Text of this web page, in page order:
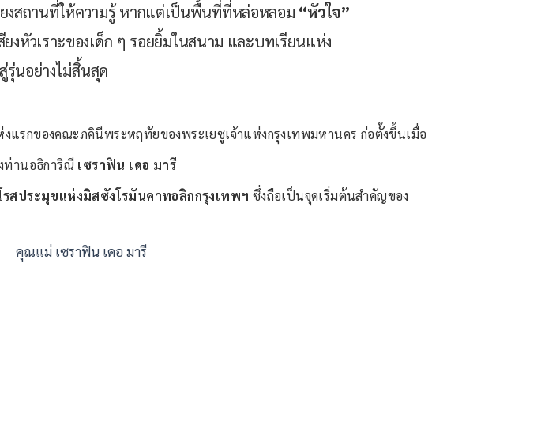
สถานที่ให้ความรู้ หากแต่เป็นพื้นที่ที่หล่อหลอม “หัวใจ”
งหัวเราะของเด็ก ๆ รอยยิ้มในสนาม และบทเรียนแห่ง
รุ่นอย่างไม่สิ้นสุด
กของคณะภคินีพระหฤทัยของพระเยซูเจ้าแห่งกรุงเทพมหานคร ก่อตั้งขึ้นเมื่อ
ท่านอธิการิณี เซราฟิน เดอ มารี
รสประมุขแห่งมิสซังโรมันคาทอลิกกรุงเทพฯ ซึ่งถือเป็นจุดเริ่มต้นสำคัญของ
คุณแม่ เซราฟิน เดอ มารี